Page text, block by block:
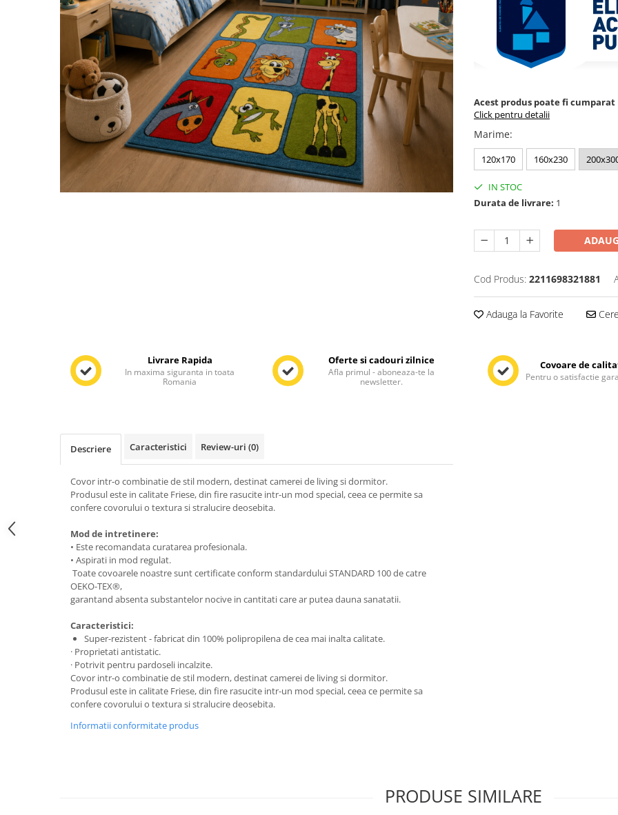
Acest produs poate fi cumparat
Click pentru detalii
Marime:
120x170 160x230
IN STOC
Durata de livrare: 1
Cod Produs: 2211698321881
Adauga la Favorite
Livrare Rapida
In maxima siguranta in toata
Romania
Oferte si cadouri zilnice
Afla primul - aboneaza-te la
newsletter.
Covoare de
Pentru o satisfactie
Descriere Caracteristici Review-uri (0)
Covor intr-o combinatie de stil modern, destinat camerei de living si dormitor.
Produsul este in calitate Friese, din fire rasucite intr-un mod special, ceea ce permite sa
confere covorului o textura si stralucire deosebita.
Mod de intretinere:
• Este recomandata curatarea profesionala.
• Aspirati in mod regulat.
Toate covoarele noastre sunt certificate conform standardului STANDARD 100 de catre
OEKO-TEX®,
garantand absenta substantelor nocive in cantitati care ar putea dauna sanatatii.
Caracteristici:
Super-rezistent - fabricat din 100% polipropilena de cea mai inalta calitate.
· Proprietati antistatic.
· Potrivit pentru pardoseli incalzite.
Covor intr-o combinatie de stil modern, destinat camerei de living si dormitor.
Produsul este in calitate Friese, din fire rasucite intr-un mod special, ceea ce permite sa
confere covorului o textura si stralucire deosebita.
Informatii conformitate produs
PRODUSE SIMILARE